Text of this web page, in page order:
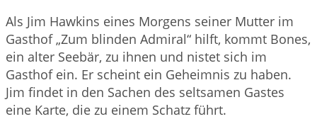
Als Jim Hawkins eines Morgens seiner Mutter im
Gasthof „Zum blinden Admiral“ hilft, kommt Bones,
ein alter Seebär, zu ihnen und nistet sich im
Gasthof ein. Er scheint ein Geheimnis zu haben.
Jim findet in den Sachen des seltsamen Gastes
eine Karte, die zu einem Schatz führt.